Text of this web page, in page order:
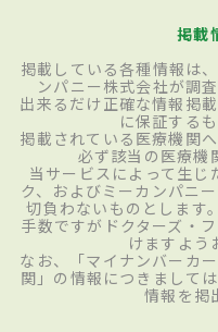
掲載
掲載している各種情報は
ンパニー株式会社が調
出来るだけ正確な情報掲
に保証する
掲載されている医療機関
必ず該当の医療機
当サービスによって生じ
ク、およびミーカンパニ
切負わないものとします
手数ですがドクターズ・
けますよう
なお、「マイナンバーカ
関」の情報につきまして
情報を掲